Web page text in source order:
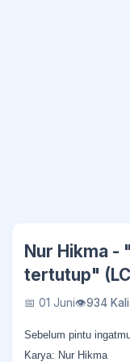
Nur Hikma -
tertutup"
📅 01 Juni👁934
Sebelum pintu
Karya: Nur Hikma